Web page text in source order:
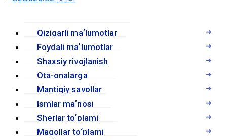
Qiziqarli maʼlumotlar
Foydali maʼlumotlar
Shaxsiy rivojlanish
Ota-onalarga
Mantiqiy savollar
Ismlar maʼnosi
Sherlar to‘plami
Maqollar to‘plami